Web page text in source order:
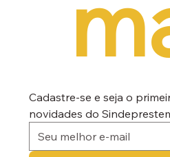
Cadastre-se e seja o
novidades do